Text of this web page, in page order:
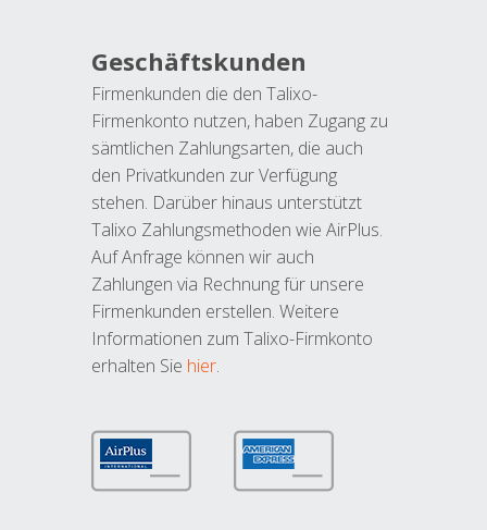
Geschäftskunden
Firmenkunden die den Talixo-
Firmenkonto nutzen, haben Zugang zu
sämtlichen Zahlungsarten, die auch
den Privatkunden zur Verfügung
stehen. Darüber hinaus unterstützt
Talixo Zahlungsmethoden wie AirPlus.
Auf Anfrage können wir auch
Zahlungen via Rechnung für unsere
Firmenkunden erstellen. Weitere
Informationen zum Talixo-Firmkonto
erhalten Sie hier.